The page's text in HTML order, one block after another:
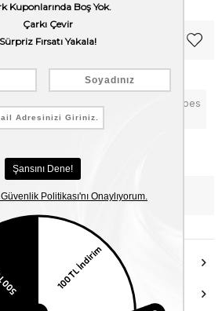
Notify me when the price goes
down
WhatsApp’tan Bilgi Al